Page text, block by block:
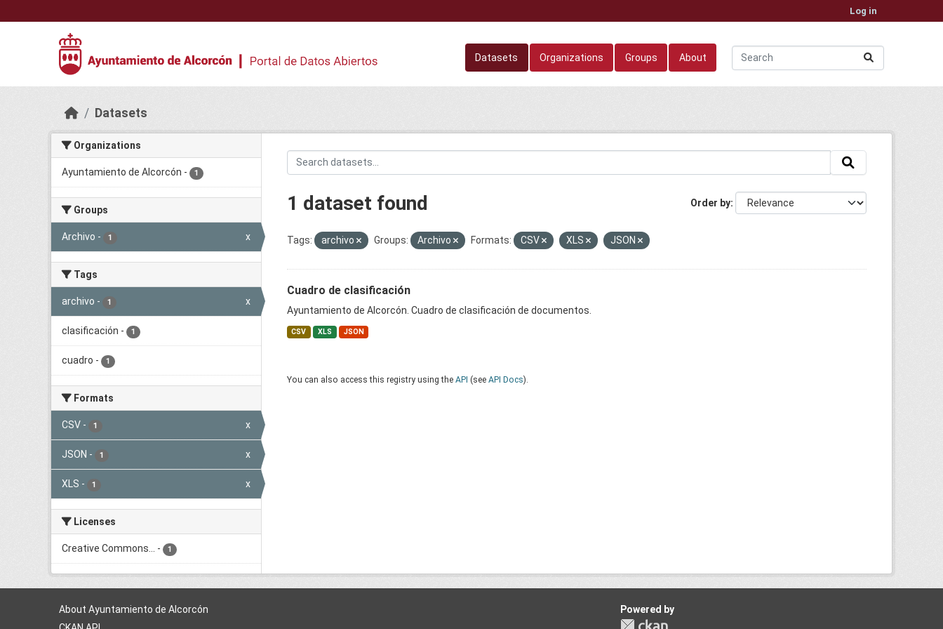
Log in
Datasets Organizations Groups About
Datasets
Organizations
Ayuntamiento de Alcorcón - 1
Groups
Archivo - 1 x
Tags
archivo - 1 x
clasificación - 1
cuadro - 1
Formats
CSV - 1 x
JSON - 1 x
XLS - 1 x
Licenses
Creative Commons... - 1
Order by
1 dataset found
Tags: archivo Groups: Archivo Formats: CSV XLS JSON
Cuadro de clasificación
Ayuntamiento de Alcorcón. Cuadro de clasificación de documentos.
CSV XLS JSON
You can also access this registry using the API (see API Docs).
About Ayuntamiento de Alcorcón
Powered by